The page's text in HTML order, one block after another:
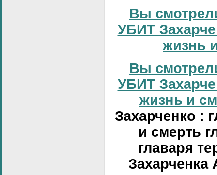
Вы
УБИТ
жизнь
Вы
УБИТ
жизнь и
Захарченко :
и смерть
главаря
Захарченка